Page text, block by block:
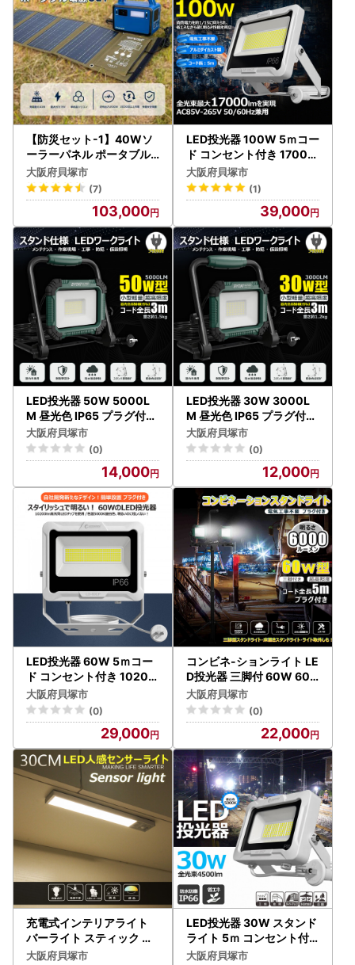
【防災セット-1】40Wソ
ーラーパネル ポータブル
電源 小型 太陽光パネル 軽
量 QC3.0 アウトドア 停電
対策 キャンプ 蓄電池 太陽
光発電 TYH-B4W SPI-20
0AT
大阪府貝塚市
(7)
103,000
LED投光器 100W 5ｍコー
ド コンセント付き 17000
LM ホワイト 昼白色 通気
弁付き LD-100CP
大阪府貝塚市
(1)
39,000
LED投光器 50W 5000L
M 昼光色 IP65 プラグ付き
折畳み型 SK-P50W
大阪府貝塚市
(0)
14,000
LED投光器 30W 3000L
M 昼光色 IP65 プラグ付き
折畳み型 SK-P30W
大阪府貝塚市
(0)
12,000
LED投光器 60W 5ｍコー
ド コンセント付き 10200
LM ホワイト 昼白色 通気
弁付き LD-60CP
大阪府貝塚市
(0)
29,000
コンビネ-ションライト LE
D投光器 三脚付 60W 600
0lm 5ｍコード プラグ付き
SK-60ZJ
大阪府貝塚市
(0)
22,000
充電式インテリアライト
バーライト スティック マ
グネット付 ステンレスシ
大阪府貝塚市
LED投光器 30W スタンド
ライト 5ｍ コンセント付
き 4500LM プラグ付5m
大阪府貝塚市